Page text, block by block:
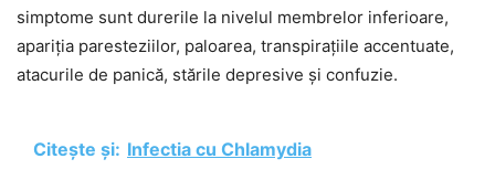
simptome sunt durerile la nivelul membrelor inferioare,
apariția paresteziilor, paloarea, transpirațiile accentuate,
atacurile de panică, stările depresive și confuzie.
Citește și: Infectia cu Chlamydia